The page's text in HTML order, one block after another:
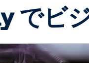
でビ